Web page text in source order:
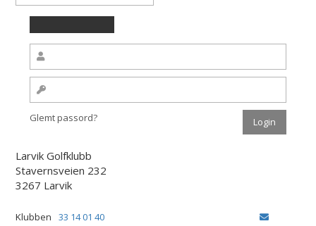
Glemt passord?
Larvik Golfklubb
Stavernsveien 232
3267 Larvik
Klubben 33 14 01 40